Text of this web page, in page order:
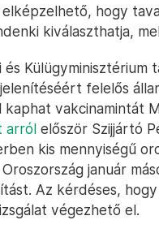
hogy
kiválaszthatja,
és Külügyminisztérium
felelős
vakcinamintát
arról először Szijjártó
kis mennyiségű
január
Az kérdéses,
végezhető el.